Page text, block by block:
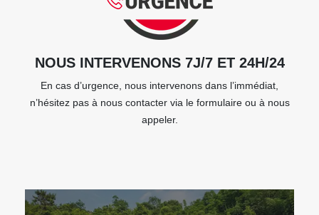
NOUS INTERVENONS 7J/7 ET 24H/24
En cas d’urgence, nous intervenons dans l’immédiat,
n’hésitez pas à nous contacter via le formulaire ou à nous
appeler.